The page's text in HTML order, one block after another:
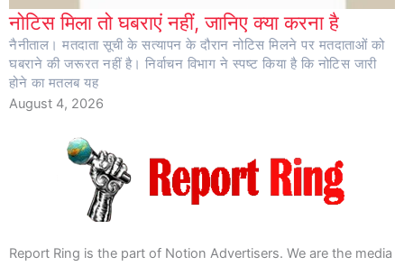
नोटिस मिला तो घबराएं नहीं, जानिए क्या करना है
नैनीताल। मतदाता सूची के सत्यापन के दौरान नोटिस मिलने पर मतदाताओं को
घबराने की जरूरत नहीं है। निर्वाचन विभाग ने स्पष्ट किया है कि नोटिस जारी
होने का मतलब यह
August 4, 2026
Report Ring is the part of Notion Advertisers. We are the media